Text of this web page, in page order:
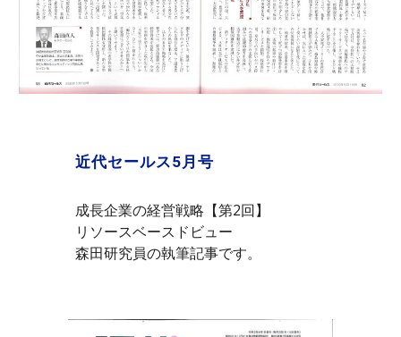
近代セールス5月号
成長企業の経営戦略【第2回】
リソースベースドビュー
森田研究員の執筆記事です。